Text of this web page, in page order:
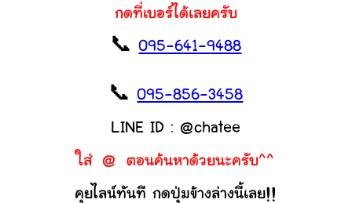
กดที่เบอร์ได้เลยครับ
📞095-641-9488
📞095-856-3458
LINE ID : @chatee
ใส่ @ ตอนค้นหาด้วยนะครับ^^
คุยไลน์ทันที กดปุ่มข้างล่างนี้เลย!!